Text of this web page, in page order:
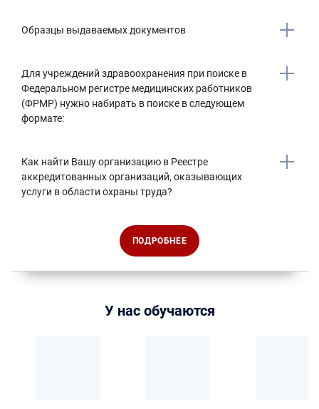
Образцы выдаваемых документов
Для учреждений здравоохранения при поиске в
Федеральном регистре медицинских работников
(ФРМР) нужно набирать в поиске в следующем
формате:
Как найти Вашу организацию в Реестре
аккредитованных организаций, оказывающих
услуги в области охраны труда?
ПОДРОБНЕЕ
У нас обучаются